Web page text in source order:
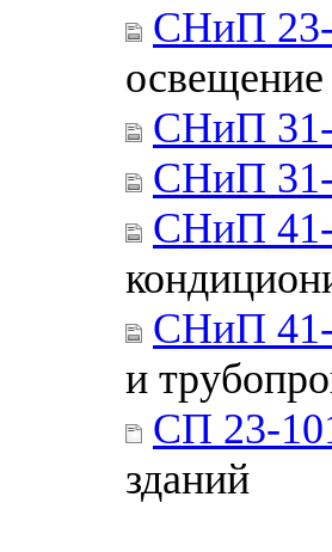
СНиП
освещение
СНиП
СНиП 31-
СНиП
СНиП
и
СП 23-
зданий